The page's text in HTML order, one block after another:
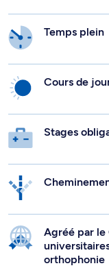
Temps plein
Cours de
Stages
Agréé par le
orthophonie